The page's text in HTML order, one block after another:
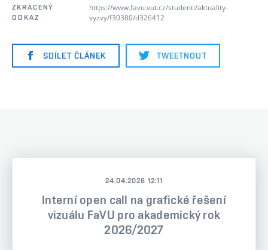
ZKRÁCENÝ
ODKAZ
https://www.favu.vut.cz/studenti/aktuality-
vyzvy/f30380/d326412
SDÍLET ČLÁNEK TWEETNOUT
24.04.2026 12:11
Interní open call na grafické řešení
vizuálu FaVU pro akademický rok
2026/2027